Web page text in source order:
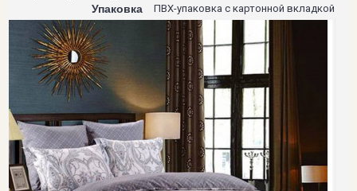
Упаковка ПВХ-упаковка с картонной вкладкой